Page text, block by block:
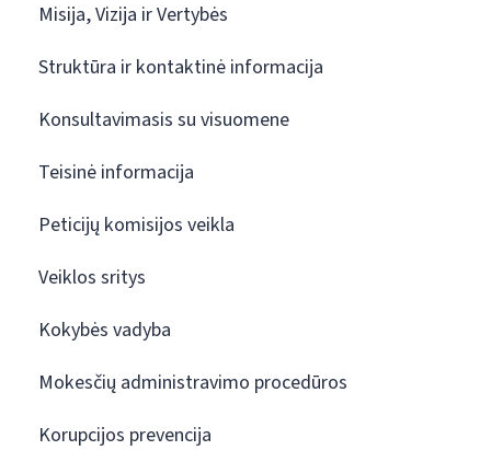
Misija, Vizija ir Vertybės
Struktūra ir kontaktinė informacija
Konsultavimasis su visuomene
Teisinė informacija
Peticijų komisijos veikla
Veiklos sritys
Kokybės vadyba
Mokesčių administravimo procedūros
Korupcijos prevencija